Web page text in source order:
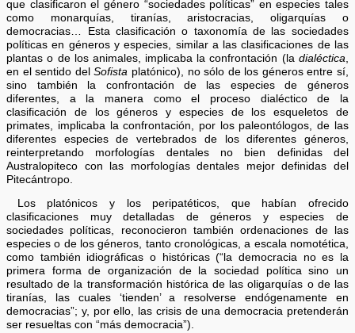
que clasificaron el género “sociedades políticas” en especies tales
como monarquías, tiranías, aristocracias, oligarquías o
democracias… Esta clasificación o taxonomía de las sociedades
políticas en géneros y especies, similar a las clasificaciones de las
plantas o de los animales, implicaba la confrontación (la dialéctica
en el sentido delSofista platónico), no sólo de los géneros entre sí,
sino también la confrontación de las especies de géneros
diferentes, a la manera como el proceso dialéctico de la
clasificación de los géneros y especies de los esqueletos de
primates, implicaba la confrontación, por los paleontólogos, de las
diferentes especies de vertebrados de los diferentes géneros,
reinterpretando morfologías dentales no bien definidas del
Australopiteco con las morfologías dentales mejor definidas del
Pitecántropo.
Los platónicos y los peripatéticos, que habían ofrecido
clasificaciones muy detalladas de géneros y especies de
sociedades políticas, reconocieron también ordenaciones de las
especies o de los géneros, tanto cronológicas, a escala nomotética,
como también idiográficas o históricas (“la democracia no es la
primera forma de organización de la sociedad política sino un
resultado de la transformación histórica de las oligarquías o de las
tiranías, las cuales ‘tienden’ a resolverse endógenamente en
democracias”; y, por ello, las crisis de una democracia pretenderán
ser resueltas con “más democracia”).